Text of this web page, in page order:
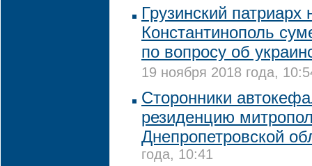
Грузинский
Константинополь
по вопросу об
19 ноября 2018 года,
Сторонники
резиденцию
Днепропетровской
года, 10:41